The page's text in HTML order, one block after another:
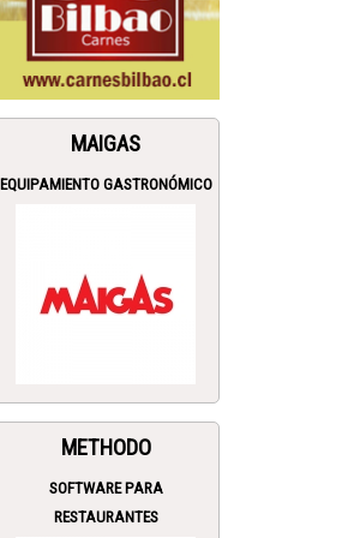
MAIGAS
EQUIPAMIENTO GASTRONÓMICO
METHODO
SOFTWARE PARA
RESTAURANTES